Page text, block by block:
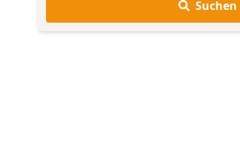
Suchen